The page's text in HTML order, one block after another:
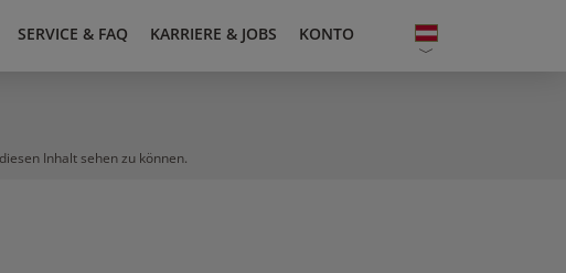
SERVICE & FAQ KARRIERE & JOBS KONTO
Inhalt sehen zu können.